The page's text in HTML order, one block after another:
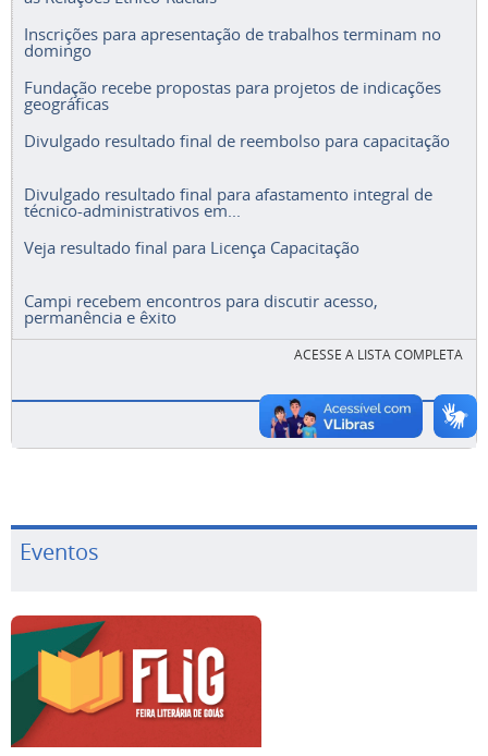
Inscrições para apresentação de trabalhos terminam no
domingo
Fundação recebe propostas para projetos de indicações
geográficas
Divulgado resultado final de reembolso para capacitação
Divulgado resultado final para afastamento integral de
técnico-administrativos em...
Veja resultado final para Licença Capacitação
Campi recebem encontros para discutir acesso,
permanência e êxito
ACESSE A LISTA COMPLETA
Eventos